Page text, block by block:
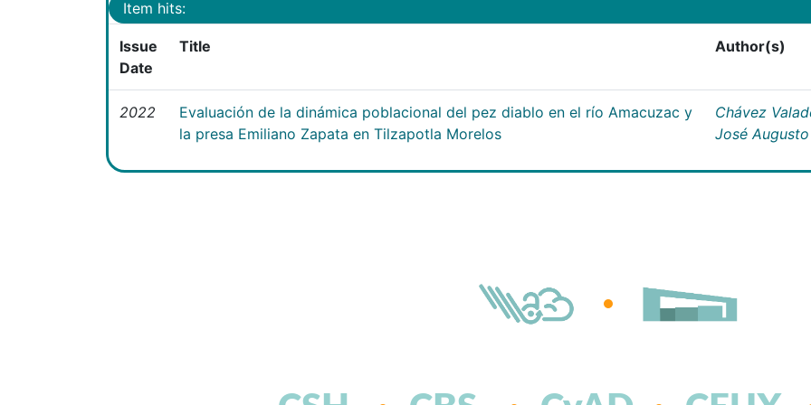
Item hits:
Issue
Date
Title Author(s)
2022
Evaluación de la dinámica poblacional del pez diablo en el río Amacuzac y
la presa Emiliano Zapata en Tilzapotla Morelos
Chávez
José Augusto